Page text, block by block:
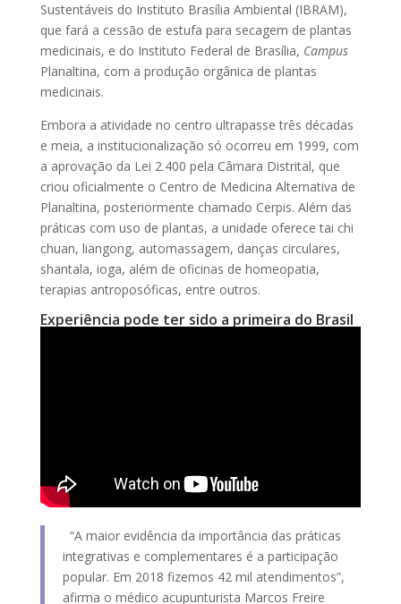
Sustentáveis do Instituto Brasília Ambiental (IBRAM),
que fará a cessão de estufa para secagem de plantas
medicinais, e do Instituto Federal de Brasília, Campus
Planaltina, com a produção orgânica de plantas
medicinais.
Embora a atividade no centro ultrapasse três décadas
e meia, a institucionalização só ocorreu em 1999, com
a aprovação da Lei 2.400 pela Câmara Distrital, que
criou oficialmente o Centro de Medicina Alternativa de
Planaltina, posteriormente chamado Cerpis. Além das
práticas com uso de plantas, a unidade oferece tai chi
chuan, liangong, automassagem, danças circulares,
shantala, ioga, além de oficinas de homeopatia,
terapias antroposóficas, entre outros.
Experiência pode ter sido a primeira do Brasil
“A maior evidência da importância das práticas
integrativas e complementares é a participação
popular. Em 2018 fizemos 42 mil atendimentos”,
afirma o médico acupunturista Marcos Freire